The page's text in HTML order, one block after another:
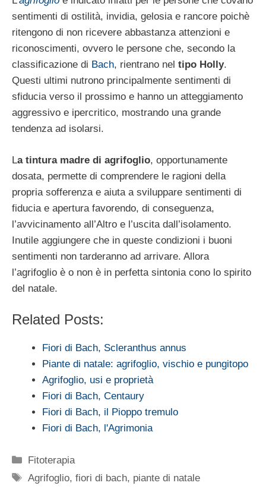
sentimenti di ostilità, invidia, gelosia e rancore poichè
ritengono di non ricevere abbastanza attenzioni e
riconoscimenti, ovvero le persone che, secondo la
classificazione di Bach, rientrano nel tipo Holly.
Questi ultimi nutrono principalmente sentimenti di
sfiducia verso il prossimo e hanno un atteggiamento
aggressivo e ipercritico, mostrando una grande
tendenza ad isolarsi.
La tintura madre di agrifoglio, opportunamente
dosata, permette di comprendere le ragioni della
propria sofferenza e aiuta a sviluppare sentimenti di
fiducia e apertura favorendo, di conseguenza,
l’avvicinamento all’Altro e l’uscita dall’isolamento.
Inutile aggiungere che in queste condizioni i buoni
sentimenti non tarderanno ad arrivare. Allora
l’agrifoglio è o non è in perfetta sintonia cono lo spirito
del natale.
Related Posts:
Fiori di Bach, Scleranthus annus
Piante di natale: agrifoglio, vischio e pungitopo
Agrifoglio, usi e proprietà
Fiori di Bach, Centaury
Fiori di Bach, il Pioppo tremulo
Fiori di Bach, l'Agrimonia
Categorie
Fitoterapia
Tag
Agrifoglio,fiori di bach, piante di natale